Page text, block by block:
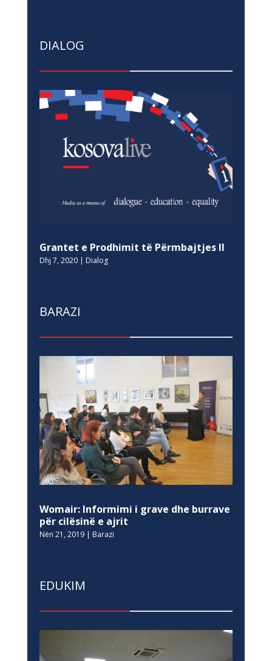
DIALOG
Grantet e Prodhimit të Përmbajtjes II
Dhj 7, 2020| Dialog
BARAZI
Womair: Informimi i grave dhe burrave
për cilësinë e ajrit
Nën 21, 2019| Barazi
EDUKIM